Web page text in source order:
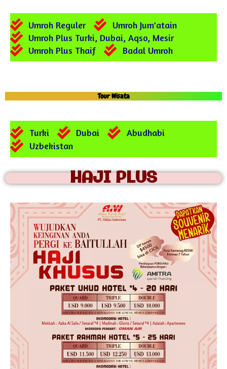
Umroh Reguler
Umroh Jum'atain
Umroh Plus Turki, Dubai, Aqso, Mesir
Umroh Plus Thaif
Badal Umroh
Tour Wisata
Turki Dubai
Abudhabi
Uzbekistan
HAJI PLUS